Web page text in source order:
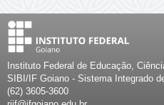
Instituto Federal de Educação,
SIBI/IF Goiano - Sistema Integrado
(62) 3605-3600